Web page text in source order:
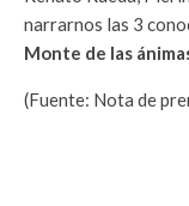
narrarnos las 3
Monte de las
(Fuente: Nota de